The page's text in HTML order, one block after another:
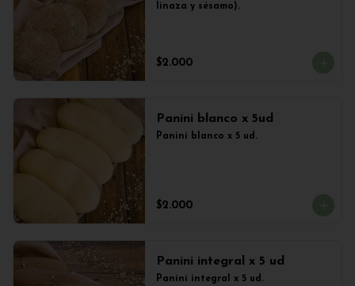
linaza y sésamo).
$2.000
Panini blanco x 5ud
Panini blanco x 5 ud.
$2.000
Panini integral x 5 ud
Panini integral x 5 ud.